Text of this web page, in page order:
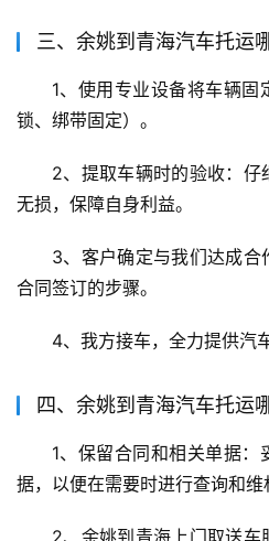
三、余姚到青海汽车托运
1、使用专业设备将车辆
锁、绑带固定）。
2、提取车辆时的验收：
无损，保障自身利益。
3、客户确定与我们达成
合同签订的步骤。
4、我方接车，全力提供汽
四、余姚到青海汽车托运
1、保留合同和相关单据
据，以便在需要时进行查询和维